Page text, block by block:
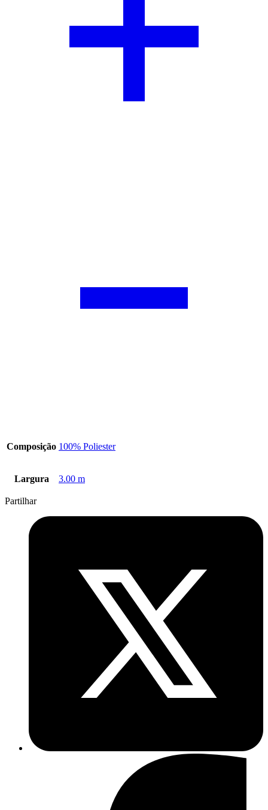
Composição 100% Poliester
Largura 3.00 m
Partilhar